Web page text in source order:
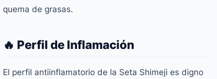
quema de grasas.
🔥 Perfil de Inflamación
El perfil antiinflamatorio de la Seta Shimeji es digno